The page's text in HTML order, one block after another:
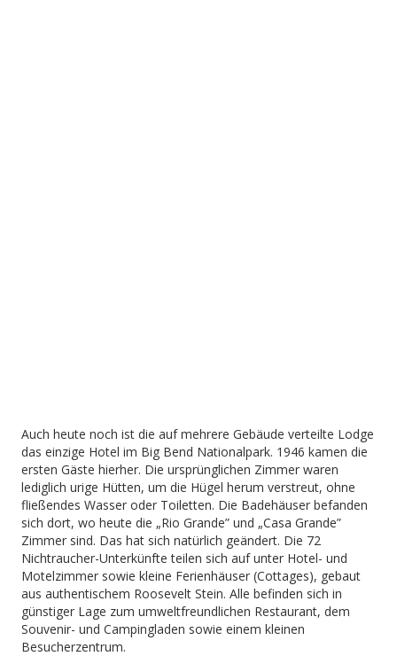
Auch heute noch ist die auf mehrere Gebäude verteilte Lodge
das einzige Hotel im Big Bend Nationalpark. 1946 kamen die
ersten Gäste hierher. Die ursprünglichen Zimmer waren
lediglich urige Hütten, um die Hügel herum verstreut, ohne
fließendes Wasser oder Toiletten. Die Badehäuser befanden
sich dort, wo heute die „Rio Grande” und „Casa Grande”
Zimmer sind. Das hat sich natürlich geändert. Die 72
Nichtraucher-Unterkünfte teilen sich auf unter Hotel- und
Motelzimmer sowie kleine Ferienhäuser (Cottages), gebaut
aus authentischem Roosevelt Stein. Alle befinden sich in
günstiger Lage zum umweltfreundlichen Restaurant, dem
Souvenir- und Campingladen sowie einem kleinen
Besucherzentrum.